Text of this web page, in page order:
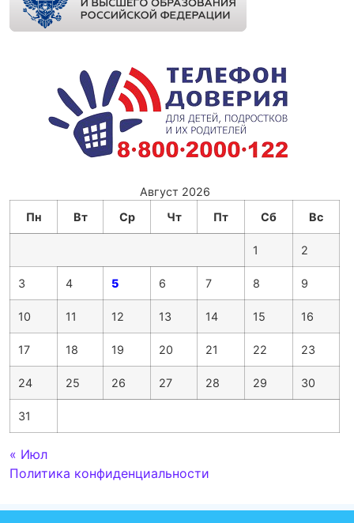
Август 2026
Пн
Вт Ср Чт Пт Сб Вс
1 2
3 4 5 6 7 8 9
10 11 12 13 14 15 16
17 18 19 20 21 22 23
24 25 26 27 28 29 30
31
« Июл
Политика конфиденциальности